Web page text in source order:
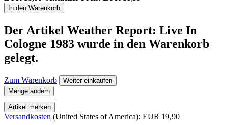
In den Warenkorb
Der Artikel Weather Report: Live In
Cologne 1983 wurde in den Warenkorb
gelegt.
Zum Warenkorb
Weiter einkaufen
Menge ändern
Artikel merken
Versandkosten (United States of America): EUR 19,90